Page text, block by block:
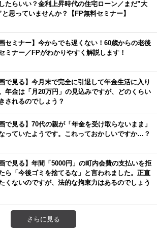
たらいい？金利上昇時代の住宅ローン／まだ”大
と思っていませんか？【FP無料セミナー】
画セミナー】今からでも遅くない！60歳からの老後
ミナー／FPがわかりやすく解説します！
画で見る】今月末で完全に引退して年金生活に入り
年金は「月20万円」の見込みですが、どのくらい
されるのでしょう？
で見る】70代の親が「年金を受け取らないまま」
っていたようです。これっておかしいですか…？
画で見る】年間「5000円」の町内会費の支払いを拒
ら「今後ゴミを捨てるな」と言われました。正直
くないのですが、法的な拘束力はあるのでしょう
さらに見る